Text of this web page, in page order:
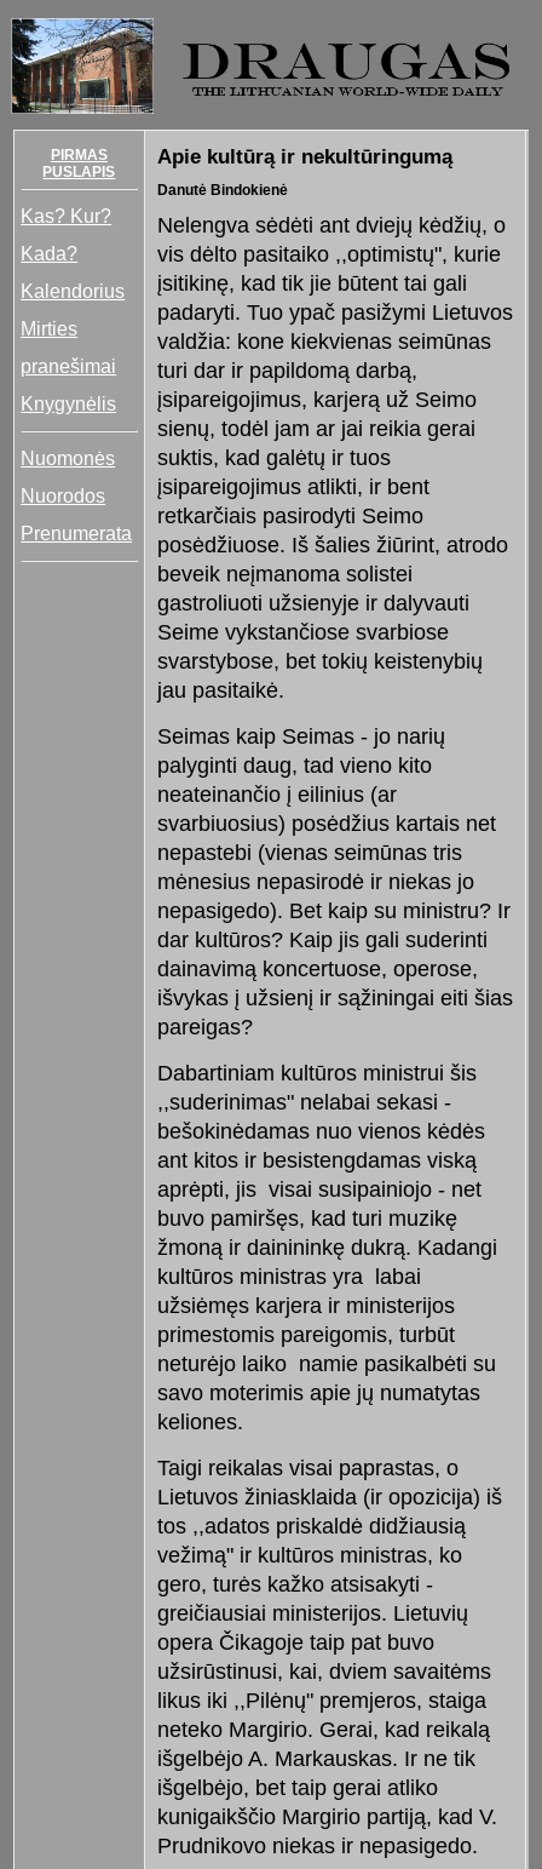
PIRMAS
PUSLAPIS
Kas? Kur?
Kada?
Kalendorius
Mirties
pranešimai
Knygynėlis
Nuomonės
Nuorodos
Prenumerata
Apie kultūrą ir nekultūringumą
Danutė Bindokienė
Nelengva sėdėti ant dviejų kėdžių, o
vis dėlto pasitaiko ,,optimistų", kurie
įsitikinę, kad tik jie būtent tai gali
padaryti. Tuo ypač pasižymi Lietuvos
valdžia: kone kiekvienas seimūnas
turi dar ir papildomą darbą,
įsipareigojimus, karjerą už Seimo
sienų, todėl jam ar jai reikia gerai
suktis, kad galėtų ir tuos
įsipareigojimus atlikti, ir bent
retkarčiais pasirodyti Seimo
posėdžiuose. Iš šalies žiūrint, atrodo
beveik neįmanoma solistei
gastroliuoti užsienyje ir dalyvauti
Seime vykstančiose svarbiose
svarstybose, bet tokių keistenybių
jau pasitaikė.
Seimas kaip Seimas - jo narių
palyginti daug, tad vieno kito
neateinančio į eilinius (ar
svarbiuosius) posėdžius kartais net
nepastebi (vienas seimūnas tris
mėnesius nepasirodė ir niekas jo
nepasigedo). Bet kaip su ministru? Ir
dar kultūros? Kaip jis gali suderinti
dainavimą koncertuose, operose,
išvykas į užsienį ir sąžiningai eiti šias
pareigas?
Dabartiniam kultūros ministrui šis
,,suderinimas" nelabai sekasi -
bešokinėdamas nuo vienos kėdės
ant kitos ir besistengdamas viską
aprėpti, jis visai susipainiojo - net
buvo pamiršęs, kad turi muzikę
žmoną ir dainininkę dukrą. Kadangi
kultūros ministras yra labai
užsiėmęs karjera ir ministerijos
primestomis pareigomis, turbūt
neturėjo laiko namie pasikalbėti su
savo moterimis apie jų numatytas
keliones.
Taigi reikalas visai paprastas, o
Lietuvos žiniasklaida (ir opozicija) iš
tos ,,adatos priskaldė didžiausią
vežimą" ir kultūros ministras, ko
gero, turės kažko atsisakyti -
greičiausiai ministerijos. Lietuvių
opera Čikagoje taip pat buvo
užsirūstinusi, kai, dviem savaitėms
likus iki ,,Pilėnų" premjeros, staiga
neteko Margirio. Gerai, kad reikalą
išgelbėjo A. Markauskas. Ir ne tik
išgelbėjo, bet taip gerai atliko
kunigaikščio Margirio partiją, kad V.
Prudnikovo niekas ir nepasigedo.